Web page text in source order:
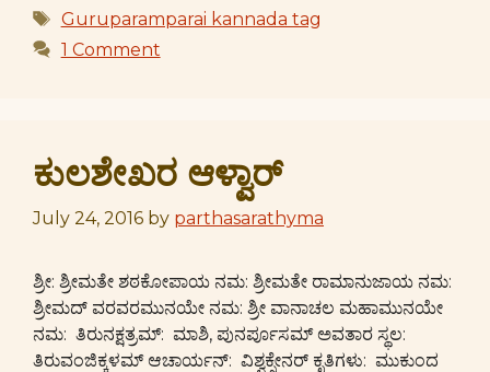
Tags
Guruparamparai kannada tag
1 Comment
ಕುಲಶೇಖರ ಆಳ್ವಾರ್
July 24, 2016 by parthasarathyma
ಶ್ರೀ: ಶ್ರೀಮತೇ ಶಠಕೋಪಾಯ ನಮ: ಶ್ರೀಮತೇ ರಾಮಾನುಜಾಯ ನಮ:
ಶ್ರೀಮದ್ ವರವರಮುನಯೇ ನಮ: ಶ್ರೀ ವಾನಾಚಲ ಮಹಾಮುನಯೇ
ನಮ: ತಿರುನಕ್ಷತ್ರಮ್: ಮಾಶಿ, ಪುನರ್ಪೂಸಮ್ ಅವತಾರ ಸ್ಥಲ:
ತಿರುವಂಜಿಕ್ಕಳಮ್ ಆಚಾರ್ಯನ್: ವಿಶ್ವಕ್ಸೇನರ್ ಕೃತಿಗಳು: ಮುಕುಂದ